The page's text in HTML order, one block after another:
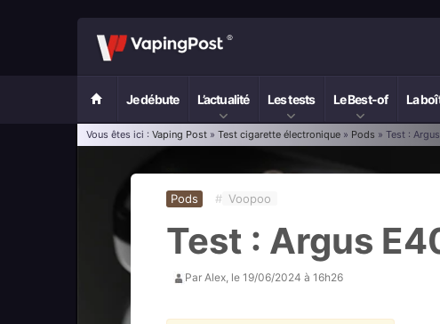
Je débute L’actualité Les tests Le Best-of La
Vous êtes ici : Vaping Post » Test cigarette électronique » Pods » Test :
Test : Argus
Pods # Voopoo
Par Alex, le 19/06/2024 à 16h26